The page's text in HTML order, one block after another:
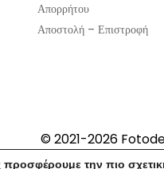
Απορρήτου
Αποστολή – Επιστροφή
© 2021-2026
την πιο